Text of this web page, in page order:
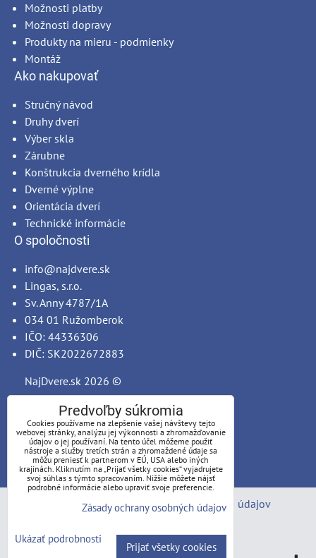
Možnosti platby
Možnosti dopravy
Produkty na mieru - podmienky
Montáž
Ako nakupovať
Stručný návod
Druhy dverí
Výber skla
Zárubne
Konštrukcia dverného krídla
Dverné výplne
Orientácia dverí
Technické informácie
O spoločnosti
info@najdvere.sk
Lingas, s.r.o.
Sv. Anny 4787/1A
034 01 Ružomberok
IČO: 44336306
DIČ: SK2022672883
NajDvere.sk 2026 ©
Predvoľby súkromia
Zásady ochrany osobných údajov
Predvoľby súkromia
Cookies používame na zlepšenie vašej návštevy tejto
webovej stránky, analýzu jej výkonnosti a zhromažďovanie
údajov o jej používaní. Na tento účel môžeme použiť
nástroje a služby tretích strán a zhromaždené údaje sa
môžu preniesť k partnerom v EÚ, USA alebo iných
krajinách. Kliknutím na „Prijať všetky cookies“ vyjadrujete
svoj súhlas s týmto spracovaním. Nižšie môžete nájsť
podrobné informácie alebo upraviť svoje preferencie.
Zásady ochrany osobných údajov
Ukázať podrobnosti
Prijať všetky cookies